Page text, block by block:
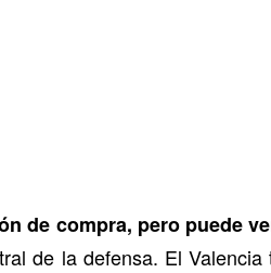
de compra, pero puede
de la defensa. El